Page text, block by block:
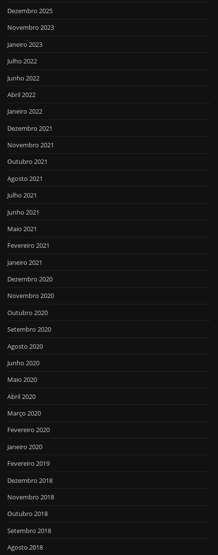
Dezembro 2025
Novembro 2023
Janeiro 2023
Julho 2022
Junho 2022
Abril 2022
Janeiro 2022
Dezembro 2021
Novembro 2021
Outubro 2021
Agosto 2021
Julho 2021
Junho 2021
Maio 2021
Fevereiro 2021
Janeiro 2021
Dezembro 2020
Novembro 2020
Outubro 2020
Setembro 2020
Agosto 2020
Junho 2020
Maio 2020
Abril 2020
Março 2020
Fevereiro 2020
Janeiro 2020
Fevereiro 2019
Dezembro 2018
Novembro 2018
Outubro 2018
Setembro 2018
Agosto 2018